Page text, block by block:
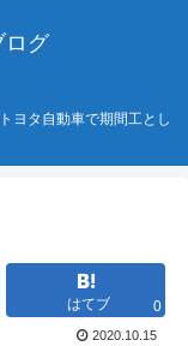
ログ
ヨタ自動車で期間工とし
はてブ 0
2020.10.15